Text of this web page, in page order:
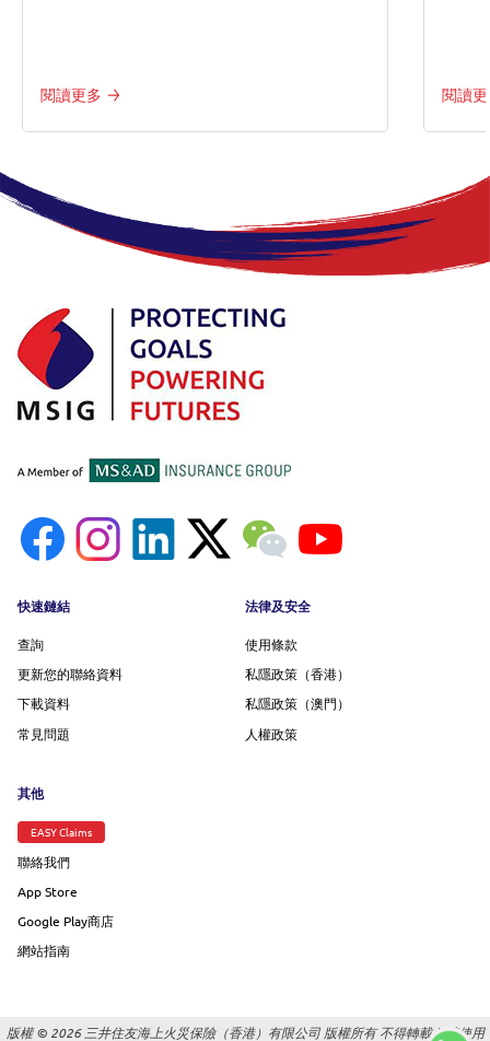
閱讀更多 閱讀
Footer menu
快速鏈結
查詢
更新您的聯絡資料
下載資料
常見問題
法律及安全
使用條款
私隱政策（香港）
私隱政策（澳門）
人權政策
其他
EASY Claims
聯絡我們
App Store
Google Play商店
網站指南
版權 © 2026 三井住友海上火災保險（香港）有限公司 版權所有 不得轉載 | 請使用